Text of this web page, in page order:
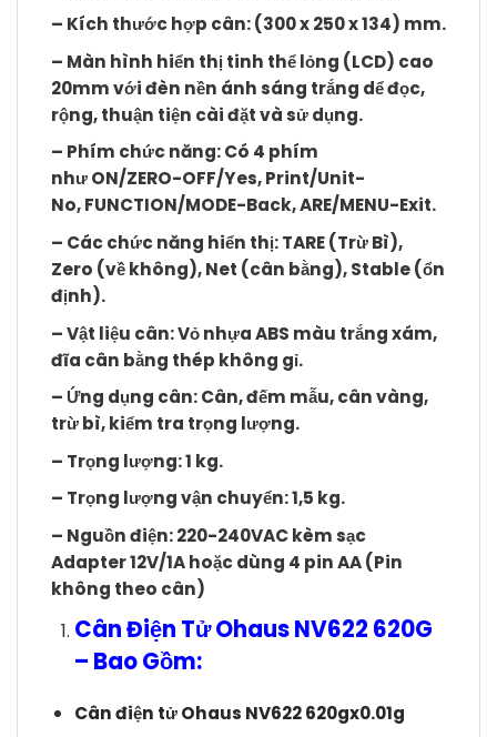
– Kích thước hợp cân: (300 x 250 x 134) mm.
– Màn hình hiển thị tinh thể lỏng (LCD) cao
20mm với đèn nền ánh sáng trắng dể đọc,
rộng, thuận tiện cài đặt và sử dụng.
– Phím chức năng: Có 4 phím
nhưON/ZERO-OFF/Yes,Print/Unit-
No,FUNCTION/MODE-Back,ARE/MENU-Exit.
– Các chức năng hiển thị: TARE (Trừ Bì),
Zero (về không), Net (cân bằng), Stable (ổn
định).
– Vật liệu cân: Vỏ nhựa ABS màu trắng xám,
đĩa cân bằng thép không gỉ.
– Ứng dụng cân: Cân, đếm mẫu, cân vàng,
trừ bì, kiểm tra trọng lượng.
– Trọng lượng: 1 kg.
– Trọng lượng vận chuyển: 1,5 kg.
– Nguồn điện: 220-240VAC kèm sạc
Adapter 12V/1A hoặc dùng 4 pin AA (Pin
không theo cân)
Cân Điện Tử Ohaus NV622 620G
– Bao Gồm:
Cân điện tử Ohaus NV622 620gx0.01g